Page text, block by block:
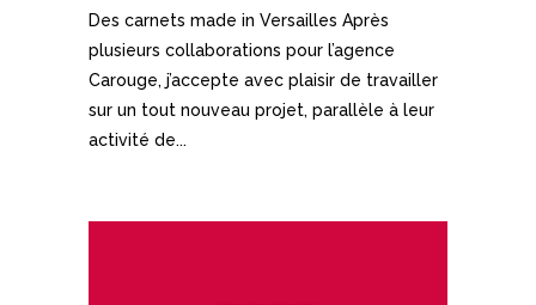
Des carnets made in Versailles Après
plusieurs collaborations pour l’agence
Carouge, j’accepte avec plaisir de travailler
sur un tout nouveau projet, parallèle à leur
activité de...